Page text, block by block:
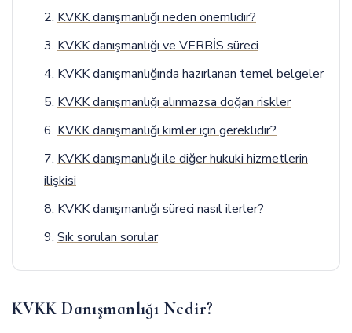
KVKK danışmanlığı neden önemlidir?
KVKK danışmanlığı ve VERBİS süreci
KVKK danışmanlığında hazırlanan temel belgeler
KVKK danışmanlığı alınmazsa doğan riskler
KVKK danışmanlığı kimler için gereklidir?
KVKK danışmanlığı ile diğer hukuki hizmetlerin
ilişkisi
KVKK danışmanlığı süreci nasıl ilerler?
Sık sorulan sorular
KVKK Danışmanlığı Nedir?